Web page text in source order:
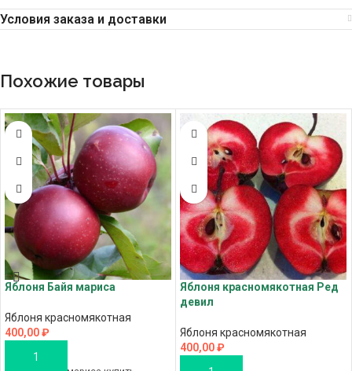
Условия заказа и доставки
Похожие товары
Яблоня Байя мариса
Яблоня красномякотная
400,00₽
В КОРЗИНУ
Яблоня красномякотная Ред
девил
Яблоня красномякотная
400,00₽